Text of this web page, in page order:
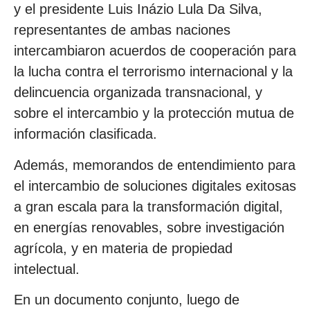
y el presidente Luis Inázio Lula Da Silva,
representantes de ambas naciones
intercambiaron acuerdos de cooperación para
la lucha contra el terrorismo internacional y la
delincuencia organizada transnacional, y
sobre el intercambio y la protección mutua de
información clasificada.
Además, memorandos de entendimiento para
el intercambio de soluciones digitales exitosas
a gran escala para la transformación digital,
en energías renovables, sobre investigación
agrícola, y en materia de propiedad
intelectual.
En un documento conjunto, luego de